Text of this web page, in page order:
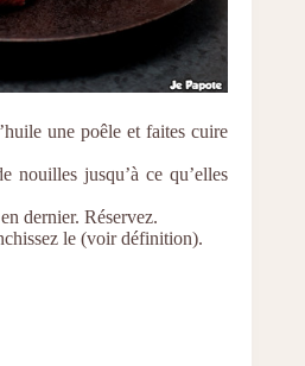
une poêle et faites cuire
nouilles jusqu’à ce qu’elles
dernier. Réservez.
le (voir définition).